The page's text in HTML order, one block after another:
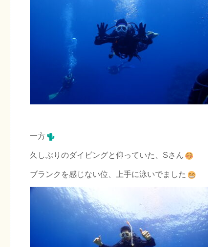
一方
久しぶりのダイビングと仰っていた、Sさん
ブランクを感じない位、上手に泳いでました